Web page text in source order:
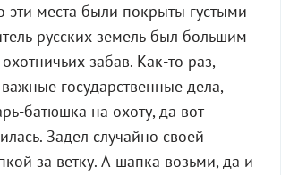
места были покрыты густыми
русских земель был большим
забав. Как-то раз,
государственные дела,
батюшка на охоту, да вот
Задел случайно своей
за ветку. А шапка возьми, да и